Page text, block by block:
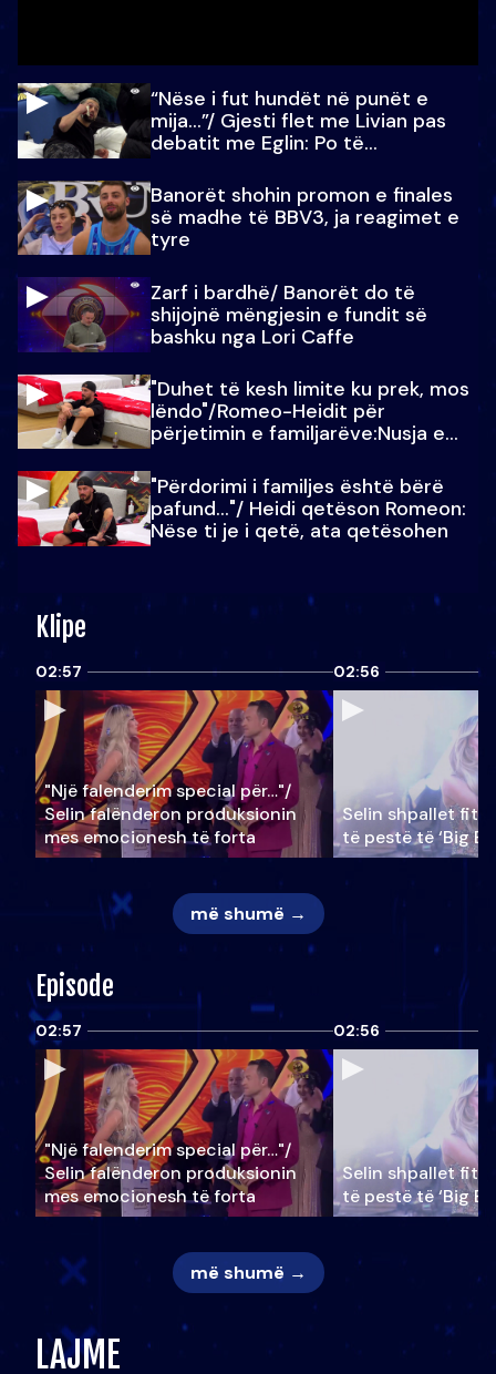
“Nëse i fut hundët në punët e
mija…”/ Gjesti flet me Livian pas
debatit me Eglin: Po të
Banorët shohin promon e finales
së madhe të BBV3, ja reagimet e
tyre
Zarf i bardhë/ Banorët do të
shijojnë mëngjesin e fundit së
bashku nga Lori Caffe
"Duhet të kesh limite ku prek, mos
lëndo"/Romeo-Heidit për
përjetimin e familjarëve:Nusja e
"Përdorimi i familjes është bërë
pafund…"/ Heidi qetëson Romeon:
Nëse ti je i qetë, ata qetësohen
Klipe
02:57
"Një falenderim special për…"/
Selin falënderon produksionin
mes emocionesh të forta
02:56
Selin shpallet
të pestë të ‘Big
më shumë →
Episode
02:57
"Një falenderim special për…"/
Selin falënderon produksionin
mes emocionesh të forta
02:56
Selin shpallet
të pestë të ‘Big
më shumë →
LAJME